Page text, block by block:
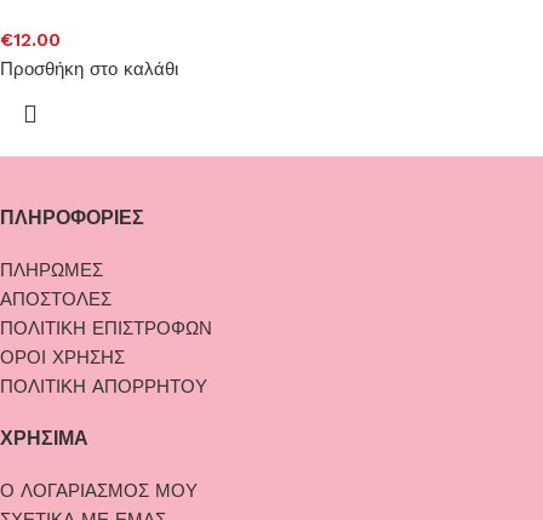
€12.00
Προσθήκη στο καλάθι
ΠΛΗΡΟΦΟΡΙΕΣ
ΠΛΗΡΩΜΕΣ
ΑΠΟΣΤΟΛΕΣ
ΠΟΛΙΤΙΚΗ ΕΠΙΣΤΡΟΦΩΝ
ΟΡΟΙ ΧΡΗΣΗΣ
ΠΟΛΙΤΙΚΗ ΑΠΟΡΡΗΤΟΥ
ΧΡΗΣΙΜΑ
Ο ΛΟΓΑΡΙΑΣΜΟΣ ΜΟΥ